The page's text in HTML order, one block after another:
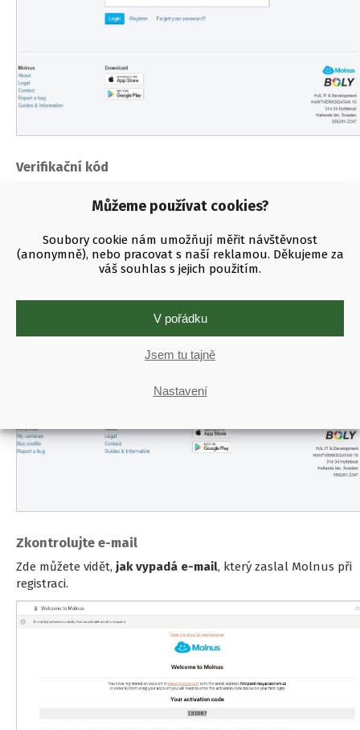
Můžeme používat cookies?
Soubory cookie nám umožňují měřit návštěvnost
(anonymně), nebo pracovat s naší reklamou. Děkujeme za
váš souhlas s jejich použitím.
V pořádku
Jsem tu tajně
Nastavení
Verifikační kód
vašem e-mailu. Opišteověřovací číslodo řádku
Zkontrolujte e-mail
Zde můžete vidět, jak vypadá e-mail, který zaslal Molnus při
registraci.